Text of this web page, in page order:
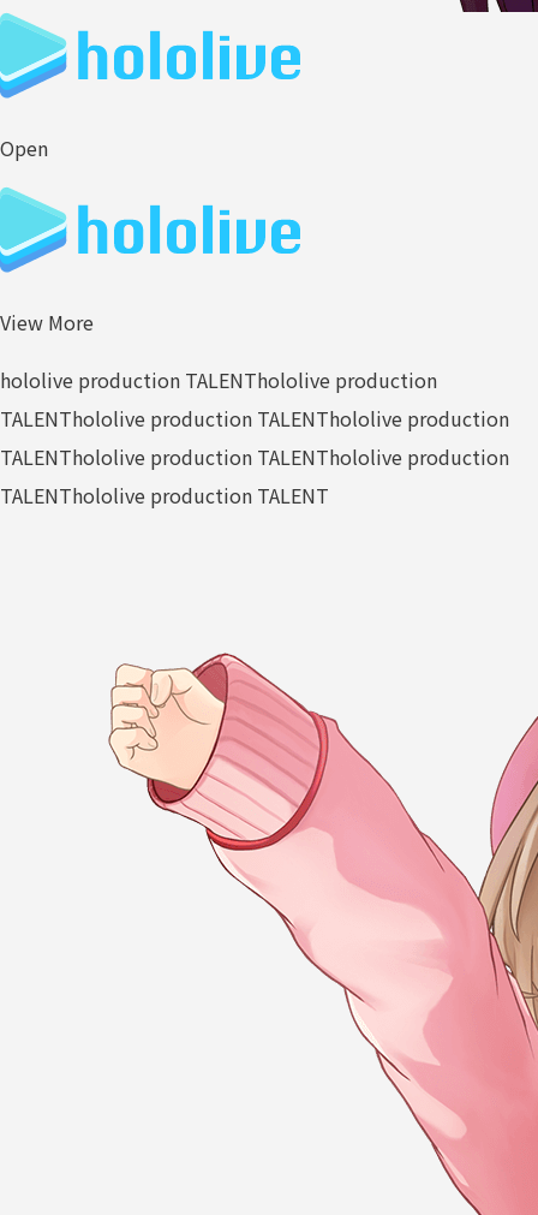
Open
View More
hololive production TALENThololive production
TALENThololive production TALENThololive production
TALENThololive production TALENThololive production
TALENThololive production TALENT